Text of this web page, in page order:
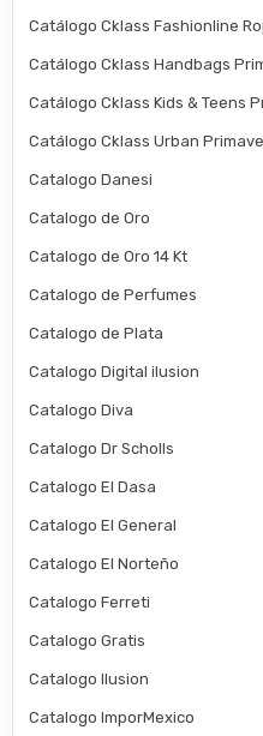
Catálogo Cklass Fashionline
Catálogo Cklass Handbags
Catálogo Cklass Kids & Teens
Catálogo Cklass Urban
Catalogo Danesi
Catalogo de Oro
Catalogo de Oro 14 Kt
Catalogo de Perfumes
Catalogo de Plata
Catalogo Digital ilusion
Catalogo Diva
Catalogo Dr Scholls
Catalogo El Dasa
Catalogo El General
Catalogo El Norteño
Catalogo Ferreti
Catalogo Gratis
Catalogo Ilusion
Catalogo ImporMexico